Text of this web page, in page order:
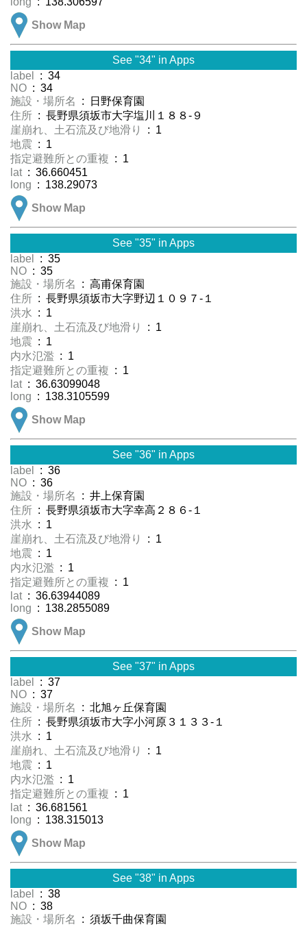
Show Map
See "34" in Apps
label
: 34
NO : 34
施設・場所名
: 日野保育園
住所 : 長野県須坂市大字塩川１８８-９
崖崩れ、土石流及び地滑り
: 1
地震 : 1
指定避難所との重複 : 1
lat : 36.660451
long : 138.29073
Show Map
See "35" in Apps
label
: 35
NO : 35
施設・場所名
: 高甫保育園
住所 : 長野県須坂市大字野辺１０９７-１
洪水
: 1
崖崩れ、土石流及び地滑り
: 1
地震 : 1
内水氾濫 : 1
指定避難所との重複 : 1
lat : 36.63099048
long : 138.3105599
Show Map
See "36" in Apps
label
: 36
NO : 36
施設・場所名
: 井上保育園
住所 : 長野県須坂市大字幸高２８６-１
洪水
: 1
崖崩れ、土石流及び地滑り
: 1
地震 : 1
内水氾濫 : 1
指定避難所との重複 : 1
lat : 36.63944089
long : 138.2855089
Show Map
See "37" in Apps
label
: 37
NO : 37
施設・場所名
: 北旭ヶ丘保育園
住所 : 長野県須坂市大字小河原３１３３-１
洪水
: 1
崖崩れ、土石流及び地滑り
: 1
地震 : 1
内水氾濫 : 1
指定避難所との重複 : 1
lat : 36.681561
long : 138.315013
Show Map
See "38" in Apps
label
: 38
NO : 38
施設・場所名
: 須坂千曲保育園